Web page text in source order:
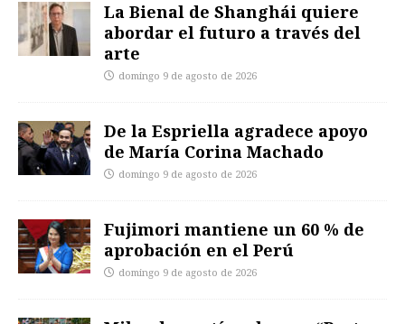
La Bienal de Shanghái quiere
abordar el futuro a través del
arte
domingo 9 de agosto de 2026
De la Espriella agradece apoyo
de María Corina Machado
domingo 9 de agosto de 2026
Fujimori mantiene un 60 % de
aprobación en el Perú
domingo 9 de agosto de 2026